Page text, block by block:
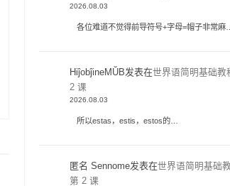
2026.08.03
各位难道不觉得前导符号+字母=帽子非常麻…
HiĵobĵineMŬB发表在世界语简明基础教
2 课
2026.08.03
所以estas，estis，estos的…
匿名 Sennome发表在世界语简明基础
第 2 课